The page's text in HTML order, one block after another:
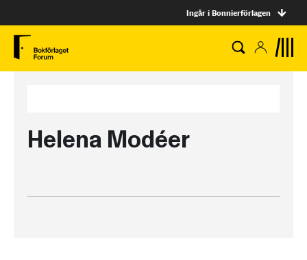
Ingår i Bonnierförlagen
Helena Modéer